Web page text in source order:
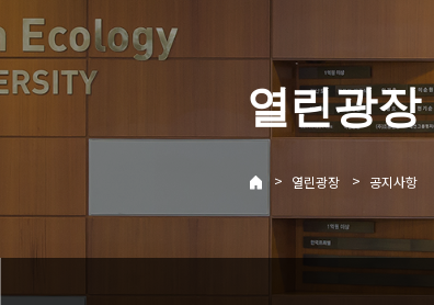
열린광장
> 열린광장 > 공지사항